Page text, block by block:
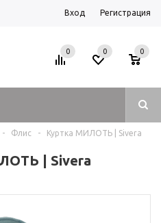
Вход Регистрация
0 0
0
- Флис - Куртка МИЛОТЬ | Sivera
| Sivera